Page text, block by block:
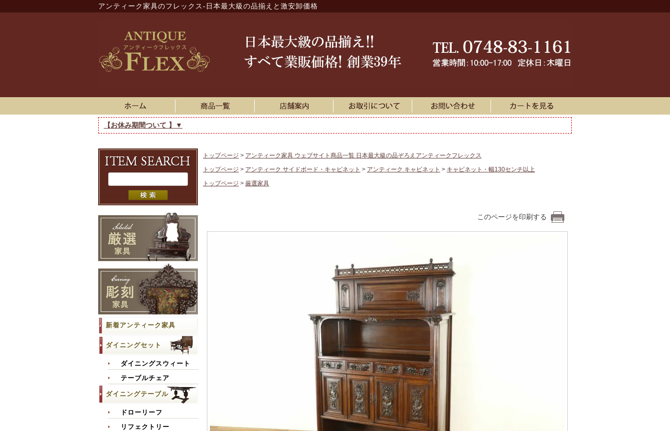
アンティーク家具のフレックス-日本最大級の品揃えと激安卸価格
【お休み期間ついて 】▼
新着アンティーク家具
ダイニングセット
ダイニングスウィート
テーブルチェア
ダイニングテーブル
ドローリーフ
リフェクトリー
トップページ
アンティーク家具 ウェブサイト商品一覧 日本最大級の品ぞろえアンティークフレックス
トップページ
アンティーク サイドボード・キャビネット アンティーク キャビネット
キャビネット・幅130センチ以上
トップページ
厳選家具
このページを印刷する